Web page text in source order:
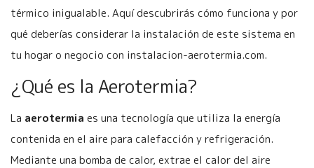
térmico inigualable. Aquí descubrirás cómo funciona y por
qué deberías considerar la instalación de este sistema en
tu hogar o negocio con instalacion-aerotermia.com.
¿Qué es la Aerotermia?
La aerotermia es una tecnología que utiliza la energía
contenida en el aire para calefacción y refrigeración.
Mediante una bomba de calor, extrae el calor del aire